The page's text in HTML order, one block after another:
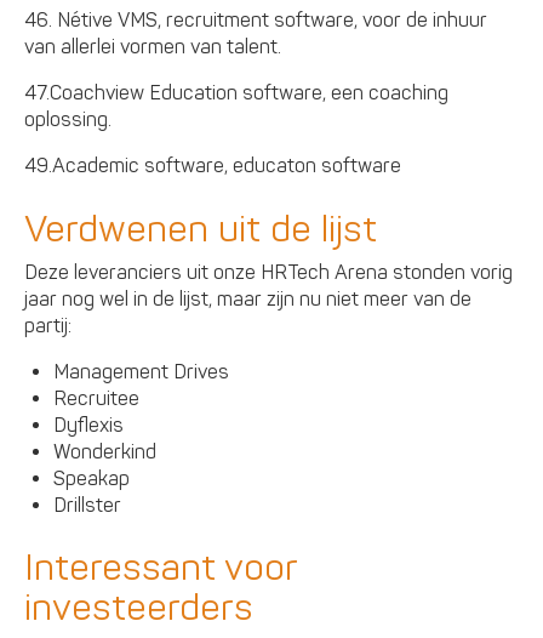
46. Nétive VMS, recruitment software, voor de inhuur
van allerlei vormen van talent.
47.Coachview Education software, een coaching
oplossing.
49.Academic software, educaton software
Verdwenen uit de lijst
Deze leveranciers uit onze HRTech Arena stonden vorig
jaar nog wel in de lijst, maar zijn nu niet meer van de
partij:
Management Drives
Recruitee
Dyflexis
Wonderkind
Speakap
Drillster
Interessant voor
investeerders